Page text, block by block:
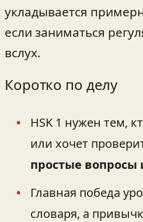
укладывается
если заниматься
вслух.
Коротко по делу
HSK 1 нужен тем,
или хочет
простые вопросы
Главная победа
словаря, а